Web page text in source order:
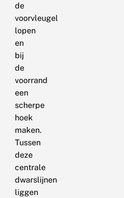
de
voorvleugel
lopen
en
bij
de
voorrand
een
scherpe
hoek
maken.
Tussen
deze
centrale
dwarslijnen
liggen